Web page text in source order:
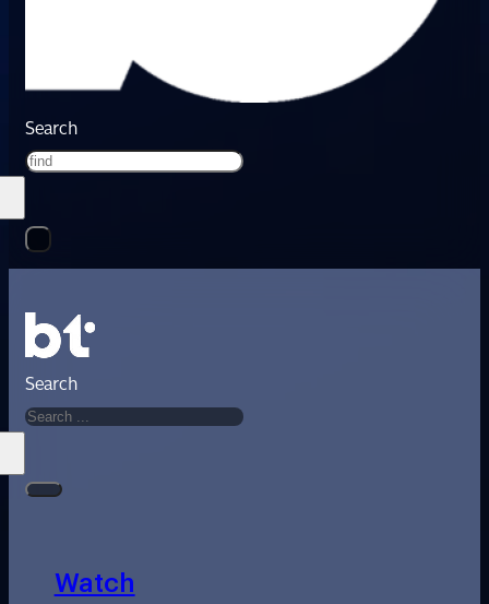
Search
Search
Watch